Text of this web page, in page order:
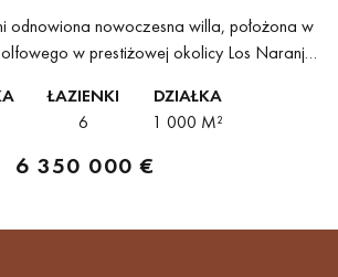
odnowiona nowoczesna willa, położona w
w prestiżowej okolicy Los Naranjos
otoczeniu, łączy współczesny design,...
ŁAZIENKI
6
DZIAŁKA
1 000 M²
6 350 000 €